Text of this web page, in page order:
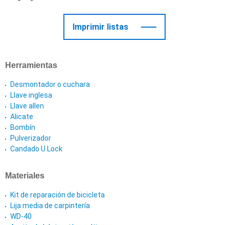
Imprimir listas
Herramientas
Desmontador o cuchara
Llave inglesa
Llave allen
Alicate
Bombín
Pulverizador
Candado U Lock
Materiales
Kit de reparación de bicicleta
Lija media de carpintería
WD-40